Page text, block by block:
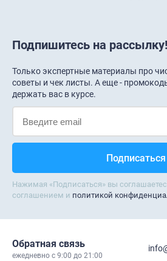
Подпишитесь на рассылку!
Только экспертные материалы про
советы и чек листы. А еще -
держать вас в курсе.
Нажимая «Подписаться» вы
соглашением и политикой
Обратная связь
ежедневно c 9:00 до 21:00